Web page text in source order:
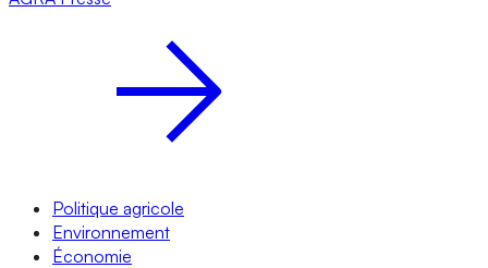
Politique agricole
Environnement
Économie